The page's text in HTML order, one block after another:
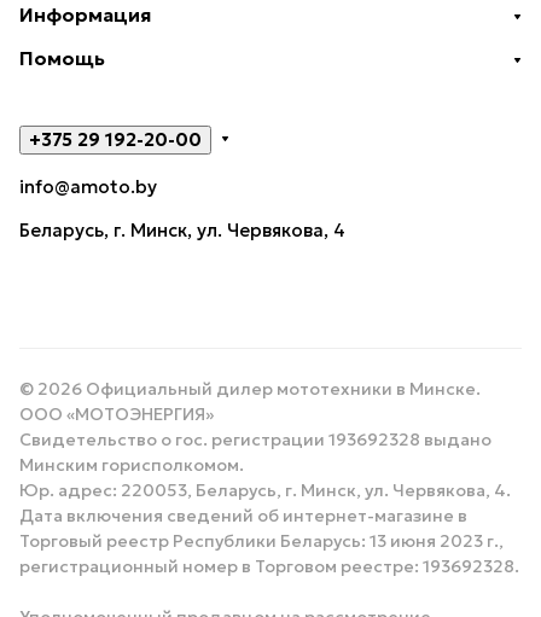
Информация
Помощь
+375 29 192-20-00
info@amoto.by
Беларусь, г. Минск, ул. Червякова, 4
© 2026 Официальный дилер мототехники в Минске.
ООО «МОТОЭНЕРГИЯ»
Свидетельство о гос. регистрации 193692328 выдано
Минским горисполкомом.
Юр. адрес: 220053, Беларусь, г. Минск, ул. Червякова, 4.
Дата включения сведений об интернет-магазине в
Торговый реестр Республики Беларусь: 13 июня 2023 г.,
регистрационный номер в Торговом реестре: 193692328.